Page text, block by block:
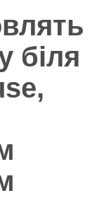
біля